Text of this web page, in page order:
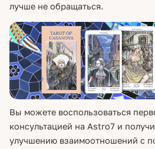
лучше не обращаться.
Вы можете воспользоваться
консультацией на Astro7 и
улучшению взаимоотношений с